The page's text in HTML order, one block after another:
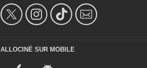
ALLOCINÉ SUR MOBILE